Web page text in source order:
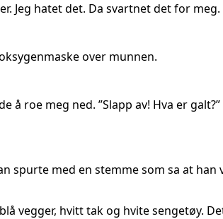
Jeg hatet det. Da svartnet det for meg.
over munnen.
roe meg ned. ”Slapp av! Hva er galt?”
spurte med en stemme som sa at han
vegger, hvitt tak og hvite sengetøy.